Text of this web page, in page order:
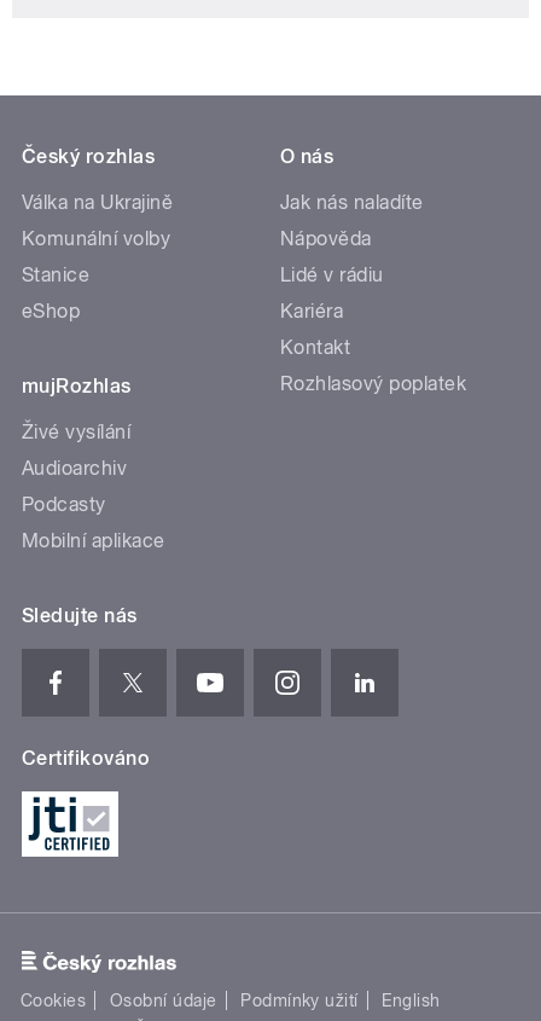
Český rozhlas
Válka na Ukrajině
Komunální volby
Stanice
eShop
mujRozhlas
Živé vysílání
Audioarchiv
Podcasty
Mobilní aplikace
O nás
Jak nás naladíte
Nápověda
Lidé v rádiu
Kariéra
Kontakt
Rozhlasový poplatek
Sledujte nás
Certifikováno
Cookies Osobní údaje Podmínky užití
English